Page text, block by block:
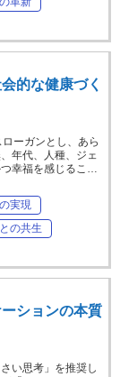
的な健康づく
ーガンとし、あら
年代、人種、ジェ
幸福を感じるこ…
実現
の共生
ションの本質
い思考」を推奨し